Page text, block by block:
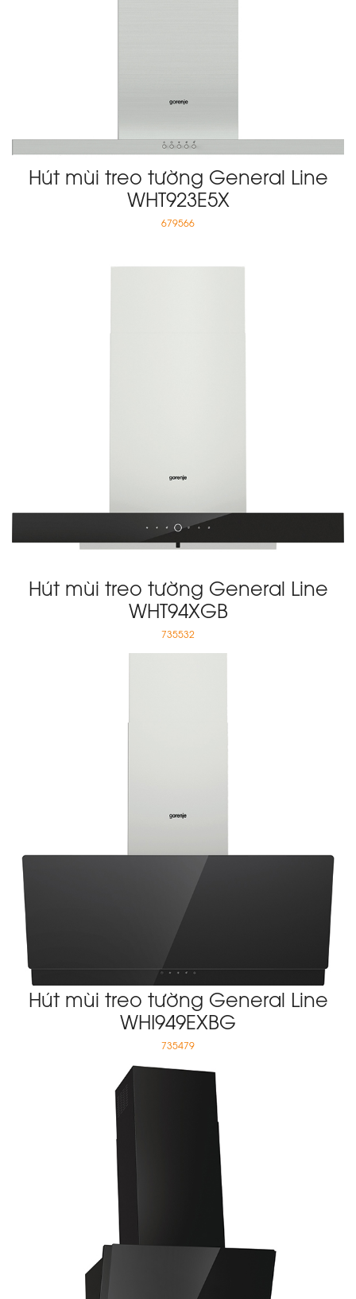
Hút mùi treo tường General Line
WHT923E5X
679566
Hút mùi treo tường General Line
WHT94XGB
735532
Hút mùi treo tường General Line
WHI949EXBG
735479